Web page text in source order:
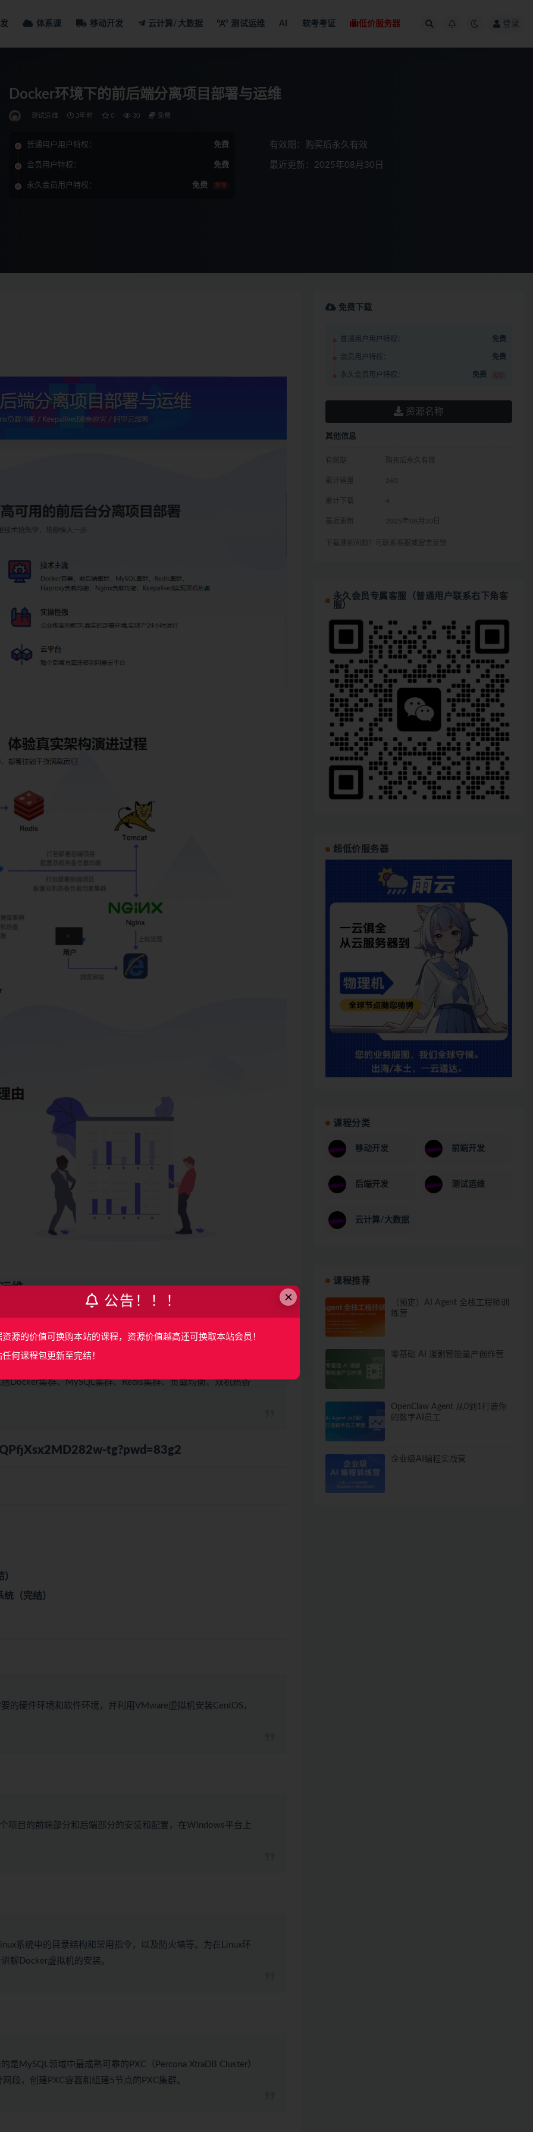
体系课 移动开发 云计算/大数据 测试运维 AI 软考考证 低价服务器 登录
Docker环境下的前后端分离项目部署与运维
测试运维 3年前 0 30 免费
普通用户用户特权： 免费
会员用户特权： 免费
永久会员用户特权： 免费 推荐
有效期：购买后永久有效
最近更新：2025年08月30日
维
避免容灾 / 阿里云部署
Docker集群、MySQL集群、Redis集群、负载均衡、双机热备
tg?pwd=83g2
（完结）
的硬件环境和软件环境，并利用VMware虚拟机安装CentOS，
项目的前端部分和后端部分的安装和配置，在Windows平台上
系统中的目录结构和常用指令，以及防火墙等。为在Linux环
解Docker虚拟机的安装。
MySQL领域中最成熟可靠的PXC（Percona XtraDB Cluster）
段，创建PXC容器和组建5节点的PXC集群。
免费下载
普通用户用户特权： 免费
会员用户特权： 免费
永久会员用户特权： 免费 推荐
资源名称
其他信息
有效期 购买后永久有效
累计销量 260
累计下载 4
最近更新 2025年08月30日
下载遇到问题？可联系客服或留言反馈
永久会员专属客服（普通用户联系右下角客
服）
超低价服务器
课程分类
移动开发 前端开发
后端开发 测试运维
云计算/大数据
课程推荐
（预定）AI Agent 全栈工程师训
练营
零基础 AI 漫剧智能量产创作营
OpenClaw Agent 从0到1打造你
的数字AI员工
企业级AI编程实战营
×
公告！！！
资源的价值可换购本站的课程，资源价值越高还可换取本站会员！
任何课程包更新至完结！